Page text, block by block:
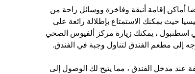
أماكن إقامة أنيقة وفاخرة ووسائل راحة من
حيث يمكنك الاستمتاع بإطلالة رائعة على
في اسطنبول ، يمكنك زيارة مركز ألفيوس الصحي
إلى مطعم الفندق لتناول وجبة في الفندق.
عند مدخل الفندق ، مما يتيح لك الوصول إلى